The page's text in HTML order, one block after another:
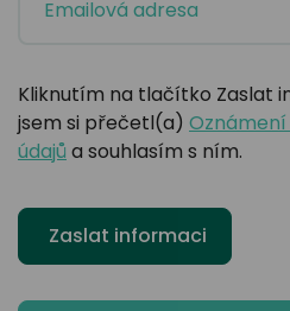
Kliknutím na tlačítko Zaslat
jsem si přečetl(a)
údajů a souhlasím s ním.
Zaslat informaci